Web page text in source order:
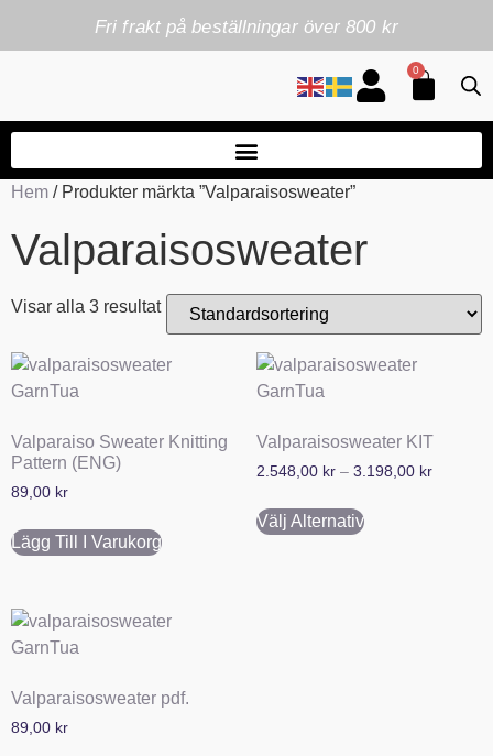
Fri frakt på beställningar över 800 kr
0
Hem / Produkter märkta ”Valparaisosweater”
Valparaisosweater
Visar alla 3 resultat
Valparaiso Sweater Knitting
Pattern (ENG)
89,00 kr
Lägg Till I Varukorg
Valparaisosweater KIT
2.548,00 kr – 3.198,00 kr
Välj Alternativ
Valparaisosweater pdf.
89,00 kr